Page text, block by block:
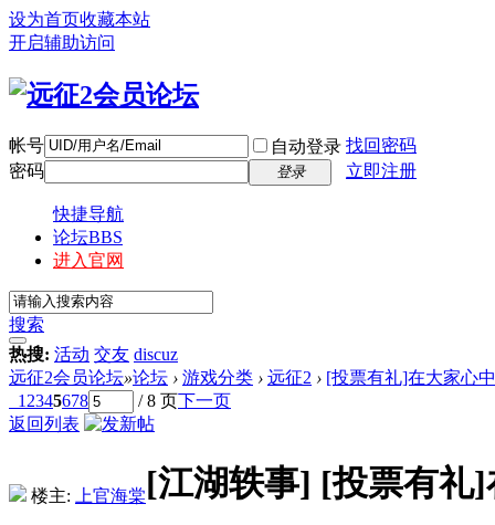
设为首页收藏本站
开启辅助访问
帐号 自动登录 找回密码
密码
登录 立即注册
快捷导航
论坛BBS
进入官网
搜索
热搜: 活动 交友 discuz
远征2会员论坛»论坛 › 游戏分类 › 远征2 › [投票有礼]在大家心
1 2345678 / 8 页下一页
返回列表
楼主: 上官海棠[江湖轶事] [投票有礼